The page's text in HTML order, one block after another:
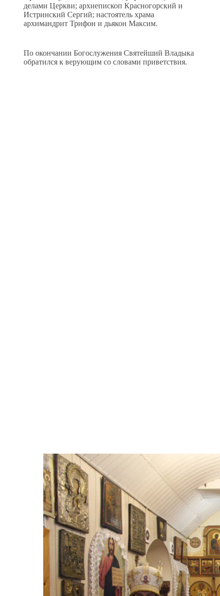
делами Церкви; архиепископ Красногорский и
Истринский Сергий; настоятель храма
архимандрит Трифон и дьякон Максим.
По окончании Богослужения Святейший Владыка
обратился к верующим со словами приветствия.